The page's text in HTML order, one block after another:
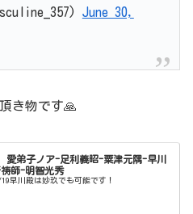
June 30,
き物です🙏
愛弟子ノア-足利義昭-粟津元隅-早川
師-明智光秀
早川殿は妙玖でも可能です！